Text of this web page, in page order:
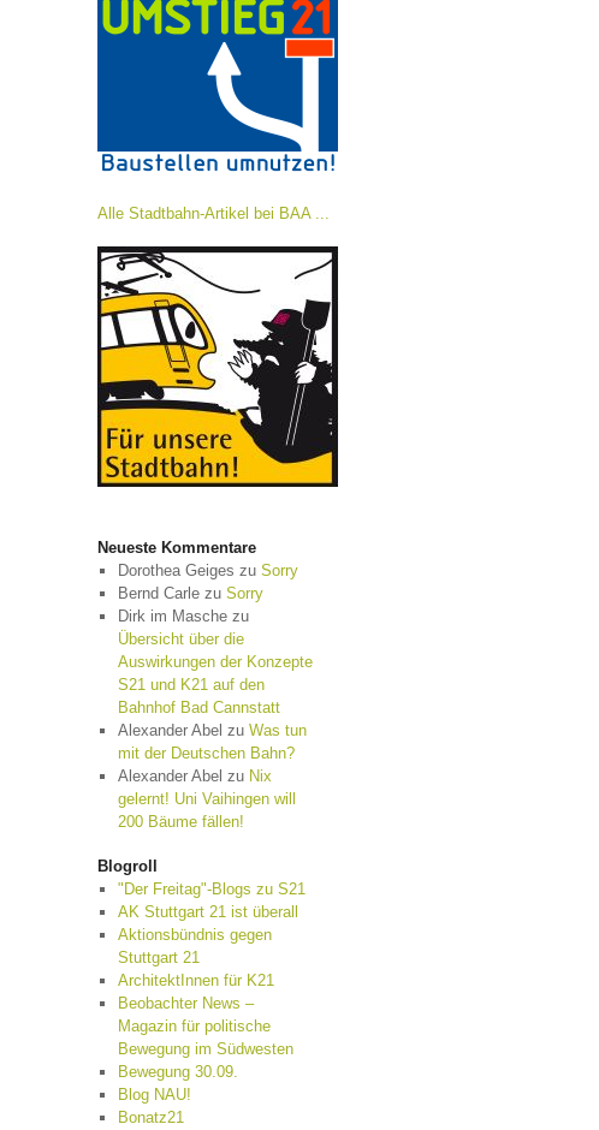
Alle Stadtbahn-Artikel bei BAA ...
Neueste Kommentare
Dorothea Geiges zu Sorry
Bernd Carlezu Sorry
Dirk im Maschezu
Übersicht über die
Auswirkungen der Konzepte
S21 und K21 auf den
Bahnhof Bad Cannstatt
Alexander Abel zu Was tun
mit der Deutschen Bahn?
Alexander Abel zu Nix
gelernt! Uni Vaihingen will
200 Bäume fällen!
Blogroll
"Der Freitag"-Blogs zu S21
AK Stuttgart 21 ist überall
Aktionsbündnis gegen
Stuttgart 21
ArchitektInnen für K21
Beobachter News –
Magazin für politische
Bewegung im Südwesten
Bewegung 30.09.
Blog NAU!
Bonatz21